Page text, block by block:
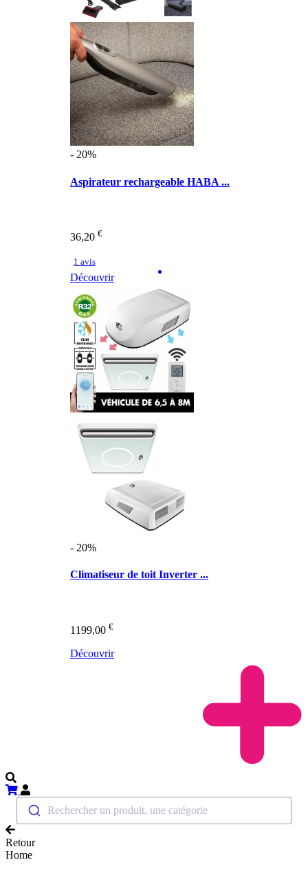
- 20%
Aspirateur rechargeable HABA ...
36,20 €
1 avis
Découvrir
- 20%
Climatiseur de toit Inverter ...
1199,00 €
Découvrir
Rechercher un produit, une catégorie
Retour
Home